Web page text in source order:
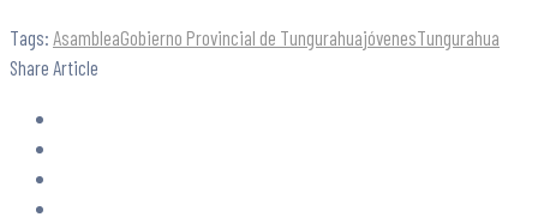
Tags: AsambleaGobierno Provincial de TungurahuajóvenesTungurahua
Share Article